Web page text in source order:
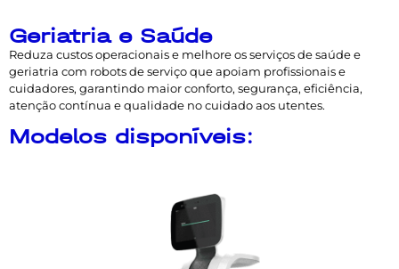
Geriatria e Saúde
Reduza custos operacionais e melhore os serviços de saúde e
geriatria com robots de serviço que apoiam profissionais e
cuidadores, garantindo maior conforto, segurança, eficiência,
atenção contínua e qualidade no cuidado aos utentes.
Modelos disponíveis: